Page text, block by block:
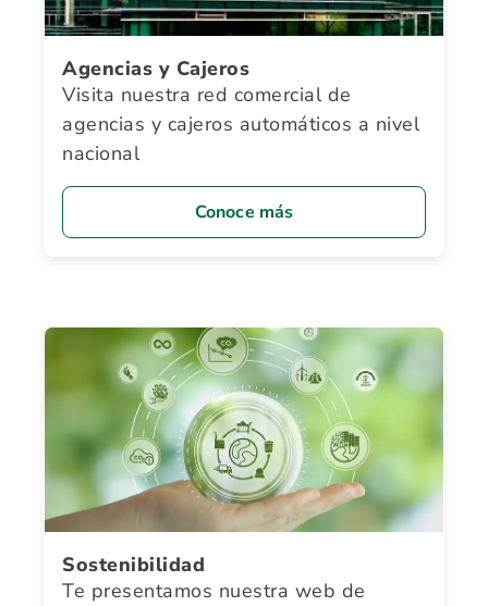
Agencias y Cajeros
Visita nuestra red comercial de
agencias y cajeros automáticos a nivel
nacional
Conoce más
Sostenibilidad
Te presentamos nuestra web de